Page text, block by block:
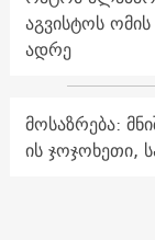
აგვისტოს
ადრე
მოსაზრება:
ის ჯოჯოხეთი,